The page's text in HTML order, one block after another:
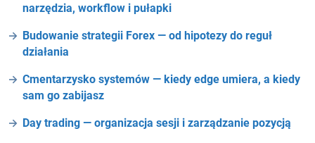
narzędzia, workflow i pułapki
Budowanie strategii Forex — od hipotezy do reguł
działania
Cmentarzysko systemów — kiedy edge umiera, a kiedy
sam go zabijasz
Day trading — organizacja sesji i zarządzanie pozycją